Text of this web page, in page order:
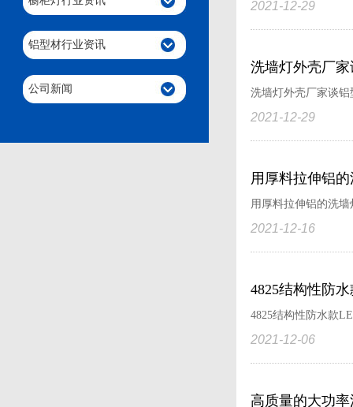
铝型材行业资讯
公司新闻
2021-12-29
洗墙灯外壳厂
洗墙灯外壳厂家谈
2021-12-29
用厚料拉伸铝
用厚料拉伸铝的洗
2021-12-16
4825结构性防
4825结构性防水款
2021-12-06
高质量的大功